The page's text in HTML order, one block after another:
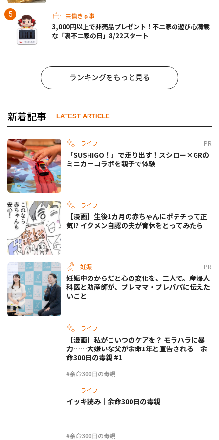
共働き家事
3,000円以上で非売品プレゼント！不二家の遊び心満載
な「裏不二家の日」8/22スタート
ランキングをもっと見る
新着記事 LATEST ARTICLE
ライフ PR
「SUSHIGO！」で走り出す！スシロー×GRの
ミニカーコラボを親子で体験
ライフ
【漫画】生後1カ月の赤ちゃんにポテチって正
気!? イクメン自認の夫が育休をとってみたら
妊娠 PR
妊娠中のからだと心の変化を、二人で。産婦人
科医と助産師が、プレママ・プレパパに伝えた
いこと
ライフ
#余命300日の毒親
【漫画】私がこいつのケアを？ モラハラに暴
力……大嫌いな父が余命1年と宣告される｜余
命300日の毒親 #1
ライフ
#余命300日の毒親
イッキ読み｜余命300日の毒親